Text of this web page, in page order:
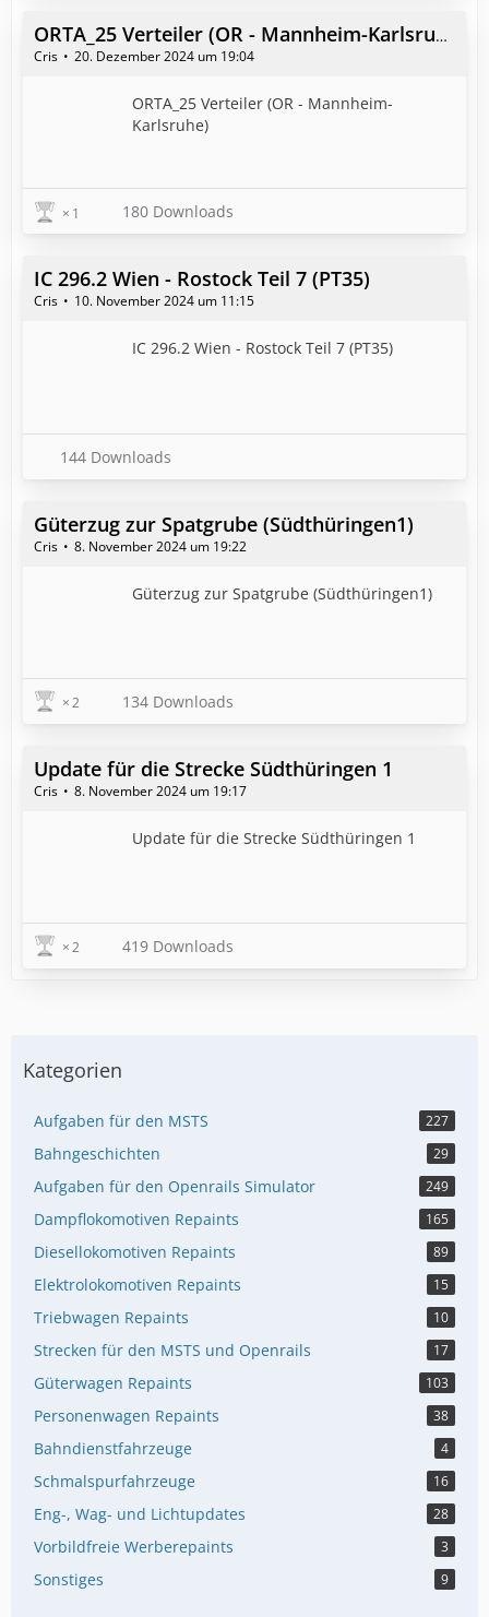
ORTA_25 Verteiler (OR - Mannheim-Karlsruhe)
Cris 20. Dezember 2024 um 19:04
ORTA_25 Verteiler (OR - Mannheim-
Karlsruhe)
1 180 Downloads
IC 296.2 Wien - Rostock Teil 7 (PT35)
Cris 10. November 2024 um 11:15
IC 296.2 Wien - Rostock Teil 7 (PT35)
144 Downloads
Güterzug zur Spatgrube (Südthüringen1)
Cris 8. November 2024 um 19:22
Güterzug zur Spatgrube (Südthüringen1)
2 134 Downloads
Update für die Strecke Südthüringen 1
Cris 8. November 2024 um 19:17
Update für die Strecke Südthüringen 1
2 419 Downloads
Kategorien
Aufgaben für den MSTS 227
Bahngeschichten 29
Aufgaben für den Openrails Simulator 249
Dampflokomotiven Repaints 165
Diesellokomotiven Repaints 89
Elektrolokomotiven Repaints 15
Triebwagen Repaints 10
Strecken für den MSTS und Openrails 17
Güterwagen Repaints 103
Personenwagen Repaints 38
Bahndienstfahrzeuge 4
Schmalspurfahrzeuge 16
Eng-, Wag- und Lichtupdates 28
Vorbildfreie Werberepaints 3
Sonstiges 9